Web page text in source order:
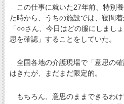
この仕事に就いた27年前、特別
た時から、うちの施設では、寝間
「○○さん、今日はどの服にしまし
思を確認」することをしていた。
全国各地の介護現場で「意思の
はきたが、まだまだ限定的。
もちろん、意思のままできるわ